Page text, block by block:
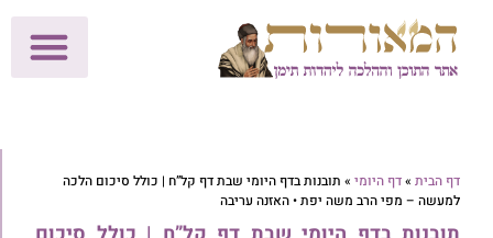
דף הבית »דף היומי » תובנות בדף היומי שבת דף קל”ח | כולל סיכום הלכה
למעשה – מפי הרב משה יפת • האזנה עריבה